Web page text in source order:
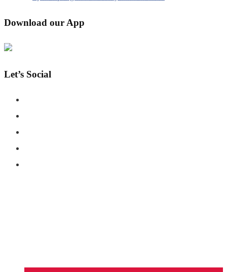
Download our App
Let’s Social